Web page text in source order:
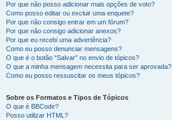
Por que não posso adicionar mais opções de voto?
Como posso editar ou excluir uma enquete?
Por que não consigo entrar em um fórum?
Por que não consigo adicionar anexos?
Por que eu recebi uma advertência?
Como eu posso denunciar mensagens?
O que é o botão “Salvar” no envio de tópicos?
O que a minha mensagem necessita para ser aprovada?
Como eu posso ressuscitar os meus tópicos?
Sobre os Formatos e Tipos de Tópicos
O que é BBCode?
Posso utilizar HTML?